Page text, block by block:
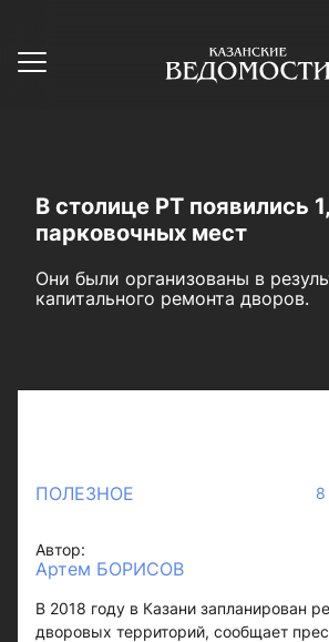
В столице РТ появились
парковочных мест
Они были организованы в
капитального ремонта дворов.
ПОЛЕЗНОЕ
Автор:
Артем БОРИСОВ
В 2018 году в Казани запланирован
дворовых территорий, сообщает